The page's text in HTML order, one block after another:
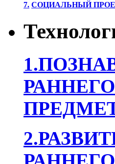
7. СОЦИАЛЬНЫЙ